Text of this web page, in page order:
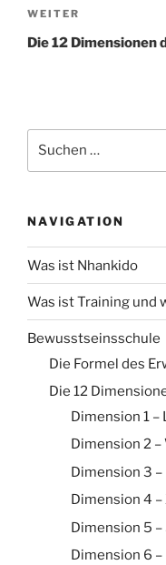
Nächster
Beitrag
WEITER
Die 12 Dimensionen
nach:
NAVIGATION
Was ist Nhankido
Was ist Training und
Bewusstseinsschule
Die Formel des
Die 12
Dimension 1 –
Dimension 2 –
Dimension 3 –
Dimension 4 –
Dimension 5
Dimension 6